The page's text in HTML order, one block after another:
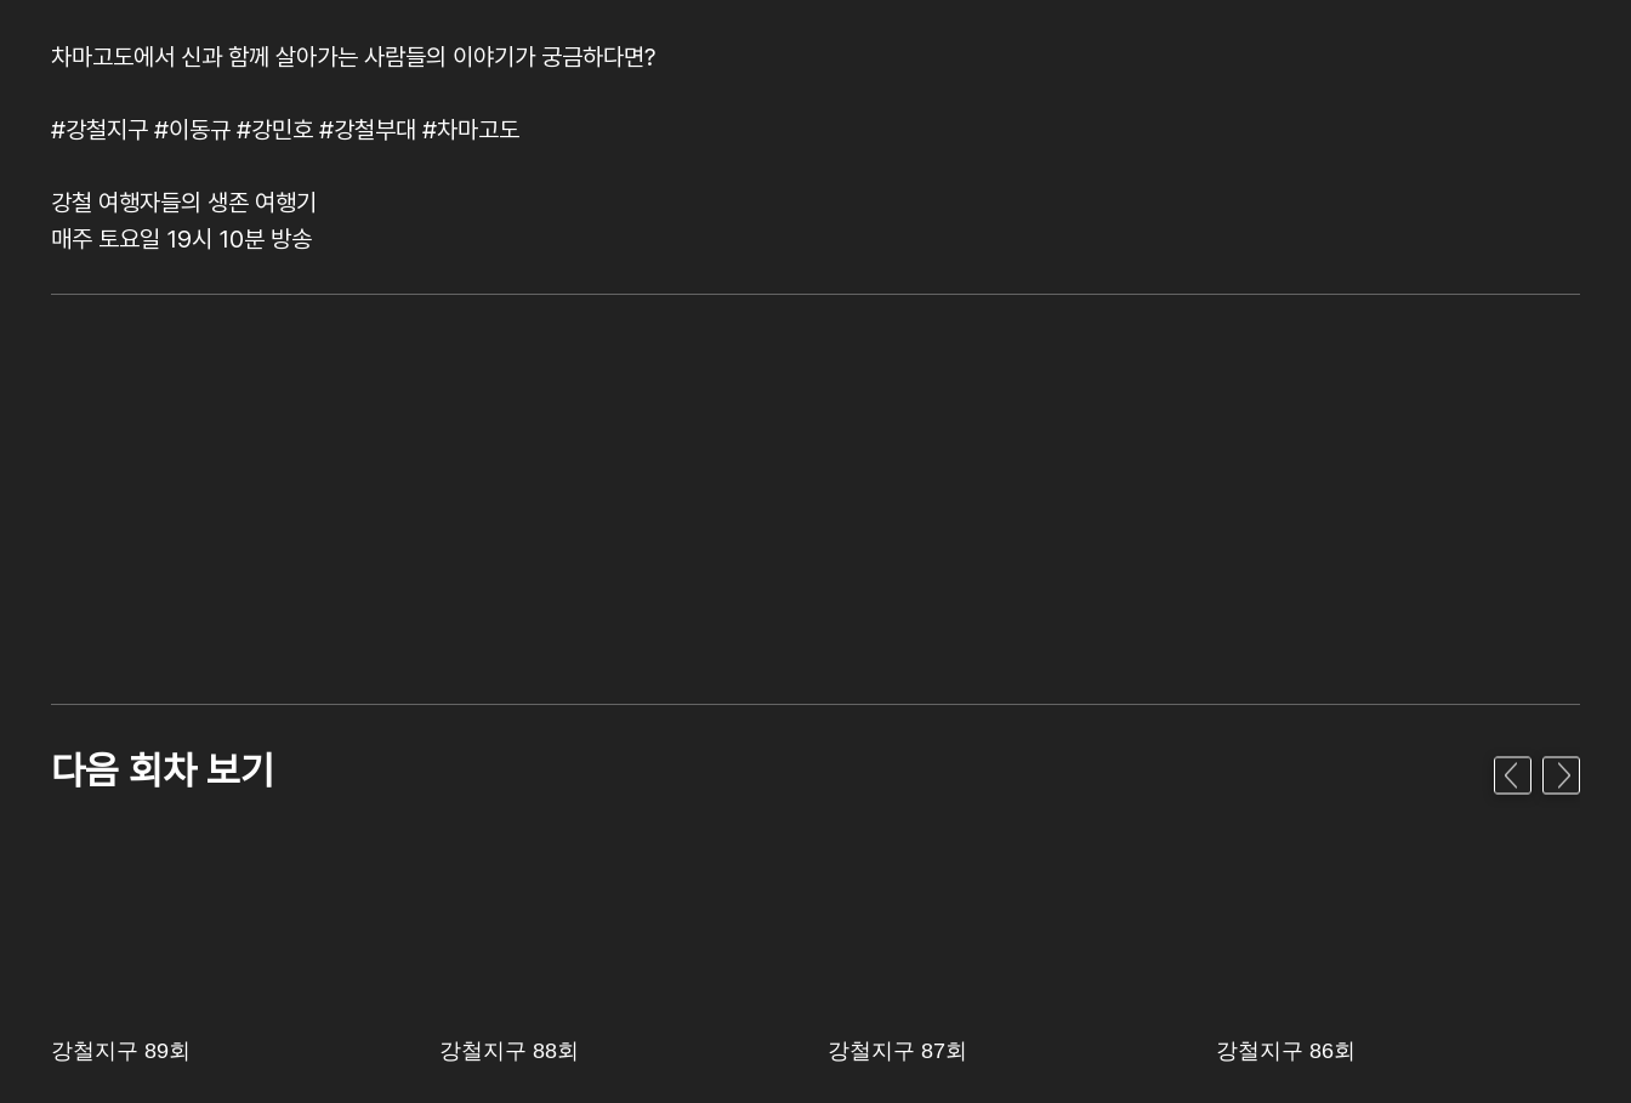
차마고도에서 신과 함께 살아가는 사람들의 이야기가 궁금하다면?
#강철지구 #이동규 #강민호 #강철부대 #차마고도
강철 여행자들의 생존 여행기
매주 토요일 19시 10분 방송
다음 회차 보기
강철지구 89회 강철지구 88회 강철지구 87회 강철지구 86회